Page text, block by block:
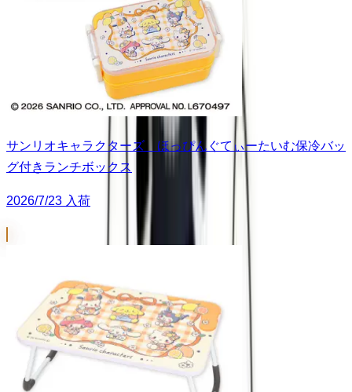
サンリオキャラクターズ ほっぴんぐてぃーたいむ保冷バッ
グ付きランチボックス
2026/7/23 入荷